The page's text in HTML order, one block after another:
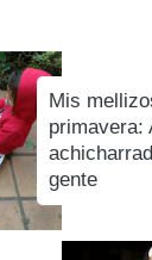
Mis
primavera:
gente